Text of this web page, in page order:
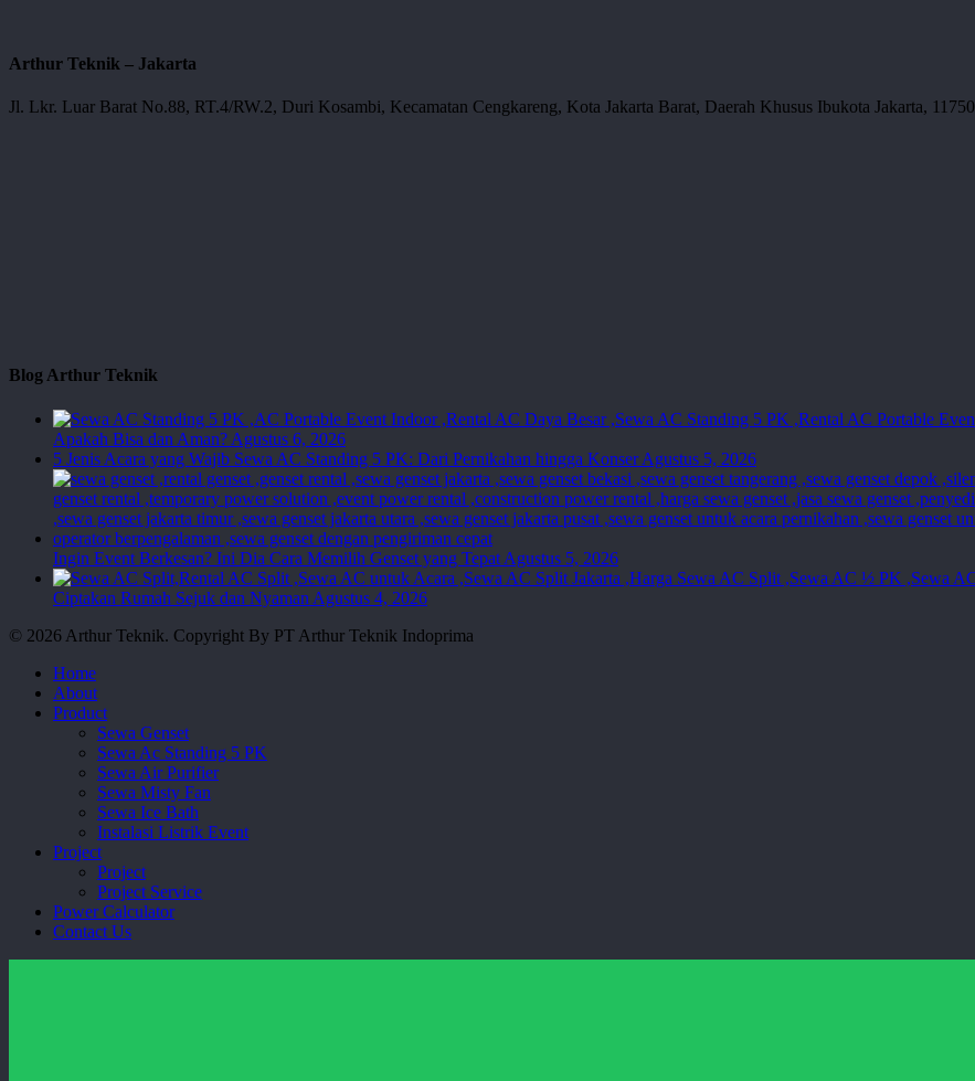
Arthur Teknik – Jakarta
Jl. Lkr. Luar Barat No.88, RT.4/RW.2, Duri Kosambi, Kecamatan Cengkareng, Kota Jakarta Barat, Daerah Khusus Ibukota Jakarta, 11750
Blog Arthur Teknik
Apakah Bisa dan Aman? Agustus 6, 2026
5 Jenis Acara yang Wajib Sewa AC Standing 5 PK: Dari Pernikahan hingga Konser Agustus 5, 2026
Ingin Event Berkesan? Ini Dia Cara Memilih Genset yang Tepat Agustus 5, 2026
Ciptakan Rumah Sejuk dan Nyaman Agustus 4, 2026
© 2026 Arthur Teknik. Copyright By PT Arthur Teknik Indoprima
Close
Menu
Home
About
Product
Sewa Genset
Sewa Ac Standing 5 PK
Sewa Air Purifier
Sewa Misty Fan
Sewa Ice Bath
Instalasi Listrik Event
Project
Project
Project Service
Power Calculator
Contact Us